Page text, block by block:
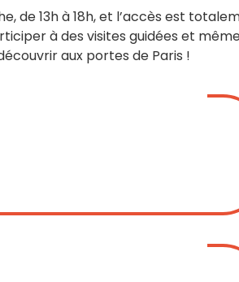
de 13h à 18h, et l’accès est
à des visites guidées et
aux portes de Paris !